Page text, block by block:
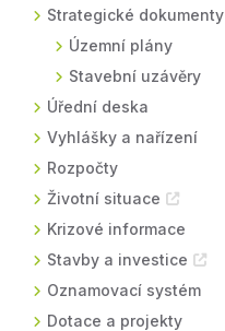
Strategické dokumenty
Územní plány
Stavební uzávěry
Úřední deska
Vyhlášky a nařízení
Rozpočty
Životní situace
Krizové informace
Stavby a investice
Oznamovací systém
Dotace a projekty